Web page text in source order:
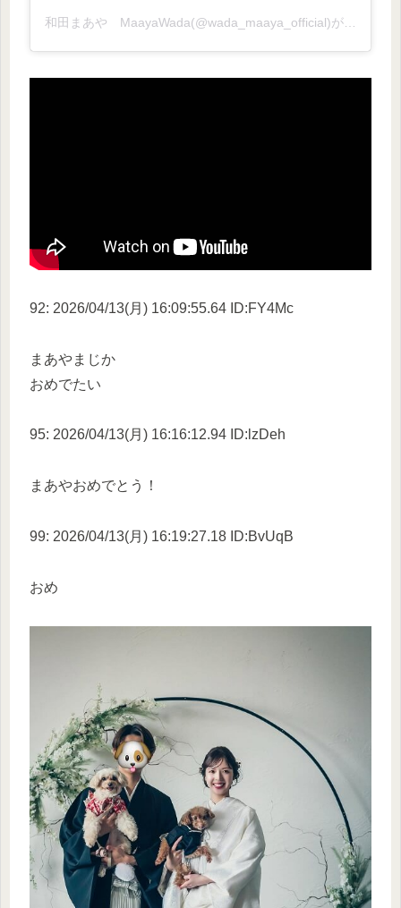
和田まあや MaayaWada(@wada_maaya_official)がシェアした投稿
92: 2026/04/13(月) 16:09:55.64 ID:FY4Mc
まあやまじか
おめでたい
95: 2026/04/13(月) 16:16:12.94 ID:lzDeh
まあやおめでとう！
99: 2026/04/13(月) 16:19:27.18 ID:BvUqB
おめ